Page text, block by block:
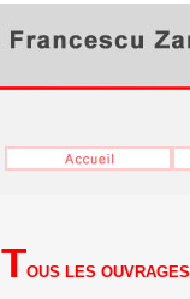
TOUS LES OUVRAGES